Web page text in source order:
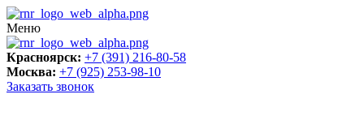
Меню
Красноярск: +7 (391) 216-80-58
Москва: +7 (925) 253-98-10
Заказать звонок